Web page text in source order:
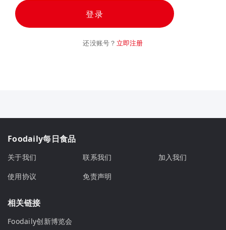
登录
还没账号？ 立即注册
Foodaily每日食品
关于我们 联系我们
加入我们
使用协议
免责声明
相关链接
Foodaily创新博览会